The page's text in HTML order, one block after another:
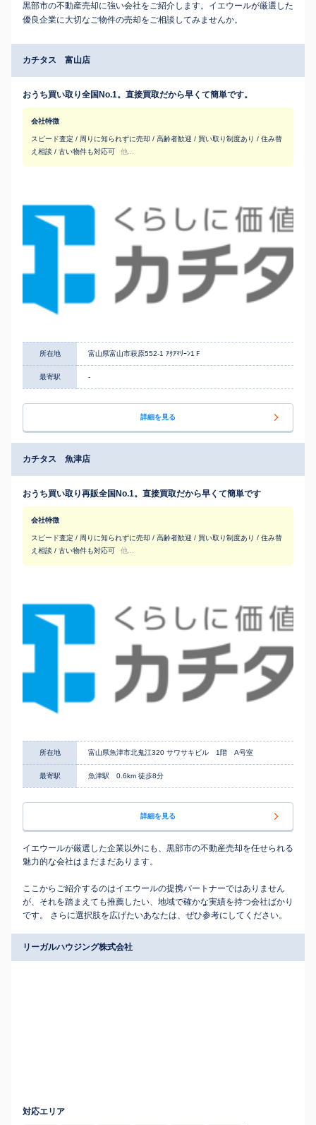
黒部市の不動産売却に強い会社をご紹介します。イエウールが厳選した
優良企業に大切なご物件の売却をご相談してみませんか。
カチタス 富山店
おうち買い取り全国No.1。直接買取だから早くて簡単です。
会社特徴
スピード査定 / 周りに知られずに売却 / 高齢者歓迎 / 買い取り制度あり / 住み替
え相談 / 古い物件も対応可
他...
所在地 富山県富山市萩原552-1 ｱｸｱﾏﾘｰﾝ1Ｆ
最寄駅 -
詳細を見る
カチタス 魚津店
おうち買い取り再販全国No.1。直接買取だから早くて簡単です
会社特徴
スピード査定 / 周りに知られずに売却 / 高齢者歓迎 / 買い取り制度あり / 住み替
え相談 / 古い物件も対応可
他...
所在地 富山県魚津市北鬼江320 サワサキビル 1階 A号室
最寄駅 魚津駅 0.6km 徒歩8分
詳細を見る
イエウールが厳選した企業以外にも、黒部市の不動産売却を任せられる
魅力的な会社はまだまだあります。
ここからご紹介するのはイエウールの提携パートナーではありません
が、それを踏まえても推薦したい、地域で確かな実績を持つ会社ばかり
です。 さらに選択肢を広げたいあなたは、ぜひ参考にしてください。
リーガルハウジング株式会社
対応エリア